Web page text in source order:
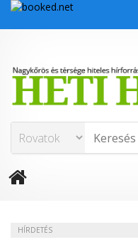
HÍRDETÉS